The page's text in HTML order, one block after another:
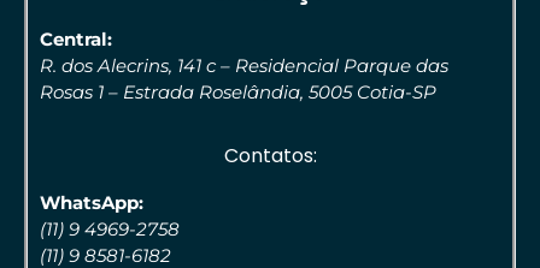
Central:
R. dos Alecrins, 141 c – Residencial Parque das
Rosas 1 – Estrada Roselândia, 5005 Cotia-SP
Contatos:
WhatsApp:
(11) 9 4969-2758
(11) 9 8581-6182